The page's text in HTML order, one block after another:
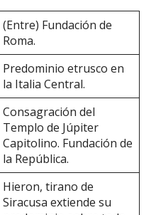
(Entre) Fundación de
Roma.
Predominio etrusco en
la Italia Central.
Consagración del
Templo de Júpiter
Capitolino. Fundación de
la República.
Hieron, tirano de
Siracusa extiende su